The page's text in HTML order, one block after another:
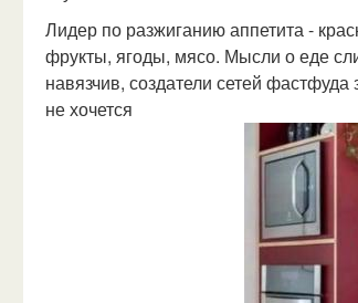
Лидер по разжиганию аппетита -
фрукты, ягоды, мясо. Мысли о еде
навязчив, создатели сетей
не хочется